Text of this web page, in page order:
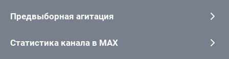
Предвыборная агитация
Статистика канала в MAX